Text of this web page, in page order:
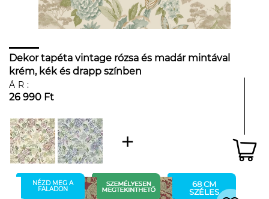
Dekor tapéta vintage rózsa és madár mintával
krém, kék és drapp színben
ÁR:
26 990 Ft
NÉZD MEG A
FALADON
68 CM
SZÉLES